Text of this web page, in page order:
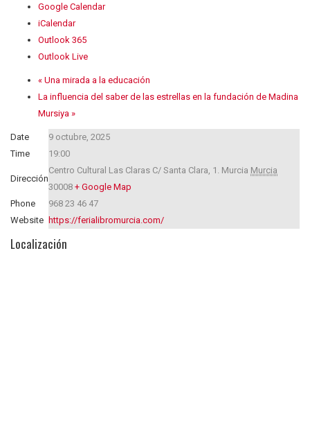
Google Calendar
iCalendar
Outlook 365
Outlook Live
« Una mirada a la educación
La influencia del saber de las estrellas en la fundación de Madina
Mursiya »
Date
9 octubre, 2025
Time
19:00
Dirección
Centro Cultural Las Claras C/ Santa Clara, 1. Murcia Murcia
30008 + Google Map
Phone
968 23 46 47
Website https://ferialibromurcia.com/
Localización